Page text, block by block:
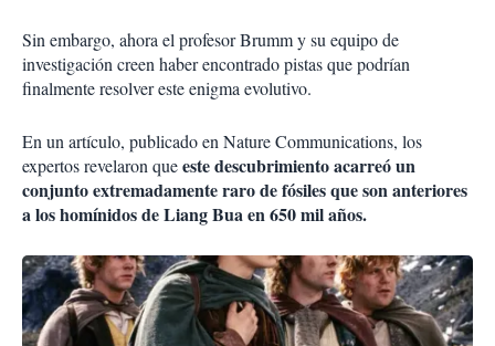
Sin embargo, ahora el profesor Brumm y su equipo de
investigación creen haber encontrado pistas que podrían
finalmente resolver este enigma evolutivo.
En un artículo, publicado en Nature Communications, los
expertos revelaron queeste descubrimiento acarreó un
conjunto extremadamente raro de fósiles que son anteriores
a los homínidos de Liang Bua en 650 mil años.